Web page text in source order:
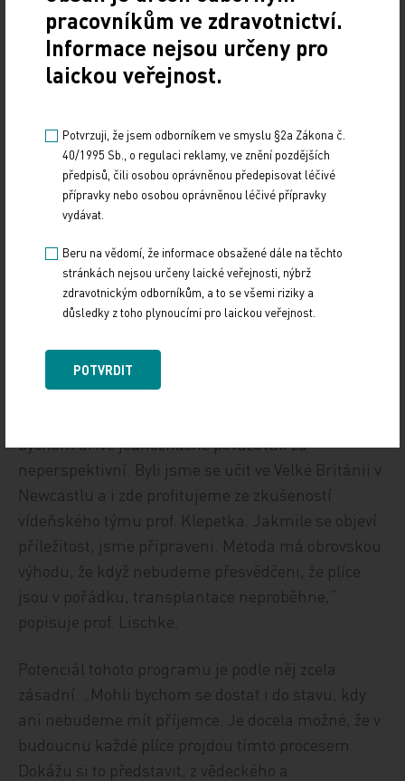
mladého pacienta, u něhož došlo v Chicagu k
akutnímu respiračnímu selhání v důsledku
agresivní chřipky. Jediným a jen velmi dočasným
řešením byla extrakorporální membránová
během několika málo dní. Jediný dostupný dárce
měl ale plíce ve špatném stavu. Byly tedy letecky
transplantovány do Toronta, kde prošly ex vivo
perfuzí. Poté, co se jejich funkce zlepšila, se v boxu
s ledem opět vrátily do Chicaga, kde došlo k
transplantaci s velmi dobrým výsledkem.
I tento trend motolské centrum jako jedno z mála
„Právě metodu začínáme uvádět do praxe. Už
máme za sebou experimentální část. Sami jsme
bychom dříve jednoznačně považovali za
neperspektivní. Byli jsme se učit ve Velké Británii v
Newcastlu a i zde profitujeme ze zkušeností
vídeňského týmu prof. Klepetka. Jakmile se objeví
příležitost, jsme připraveni. Metoda má obrovskou
výhodu, že když nebudeme přesvědčeni, že plíce
jsou v pořádku, transplantace neproběhne,“
popisuje prof. Lischke.
Potenciál tohoto programu je podle něj zcela
zásadní. „Mohli bychom se dostat i do stavu, kdy
ani nebudeme mít příjemce. Je docela možné, že v
budoucnu každé plíce projdou tímto procesem.
Dokážu si to představit, z vědeckého a
pracovníkům ve zdravotnictví.
Informace nejsou určeny pro
laickou veřejnost.
Potvrzuji, že jsem odborníkem ve smyslu §2a Zákona č.
40/1995 Sb., o regulaci reklamy, ve znění pozdějších
předpisů, čili osobou oprávněnou předepisovat léčivé
přípravky nebo osobou oprávněnou léčivé přípravky
vydávat.
Beru na vědomí, že informace obsažené dále na těchto
stránkách nejsou určeny laické veřejnosti, nýbrž
zdravotnickým odborníkům, a to se všemi riziky a
důsledky z toho plynoucími pro laickou veřejnost.
POTVRDIT